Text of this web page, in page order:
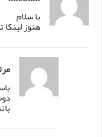
با سلام
هنوز